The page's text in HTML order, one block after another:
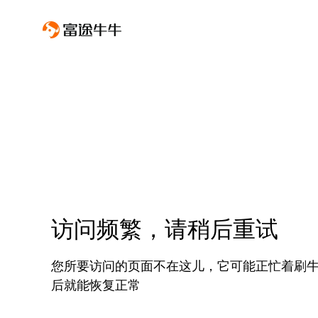
访问频繁，请稍后重试
您所要访问的页面不在这儿，它可能正忙着刷
后就能恢复正常